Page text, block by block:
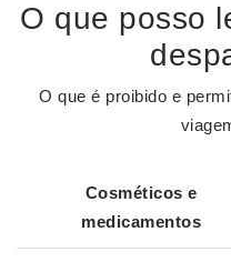
O que posso
O que é proibido e
Cosméticos e
medicamentos